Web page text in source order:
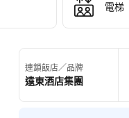
電梯
遠東酒店集團
連鎖飯店／品牌